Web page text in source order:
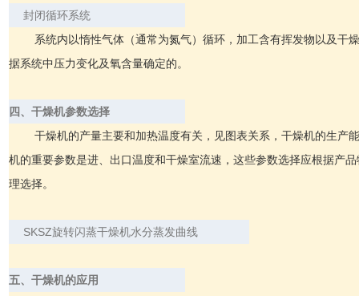
封闭循环系统
系统内以惰性气体（通常为氮气）循环，加工含有挥发物以及干
据系统中压力变化及氧含量确定的。
四、干燥机参数选择
干燥机的产量主要和加热温度有关，见图表关系，干燥机的生产
机的重要参数是进、出口温度和干燥室流速，这些参数选择应根据产
理选择。
SKSZ旋转闪蒸干燥机水分蒸发曲线
五、干燥机的应用